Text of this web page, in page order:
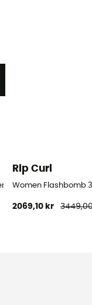
til surf - Damer
Rip Curl
Women Flashbomb
2069,10 kr